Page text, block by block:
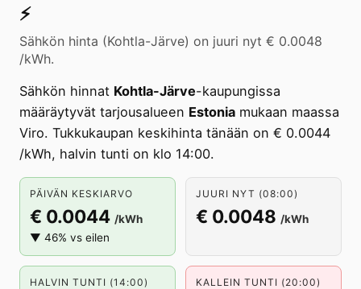
⚡️
Sähkön hinta (Kohtla-Järve) on juuri nyt € 0.0048
/kWh.
Sähkön hinnat Kohtla-Järve-kaupungissa
määräytyvät tarjousalueen Estonia mukaan maassa
Viro. Tukkukaupan keskihinta tänään on € 0.0044
/kWh, halvin tunti on klo 14:00.
PÄIVÄN KESKIARVO
€ 0.0044 /kWh
▼ 46% vs eilen
JUURI NYT (08:00)
€ 0.0048 /kWh
HALVIN TUNTI (14:00) KALLEIN TUNTI (20:00)